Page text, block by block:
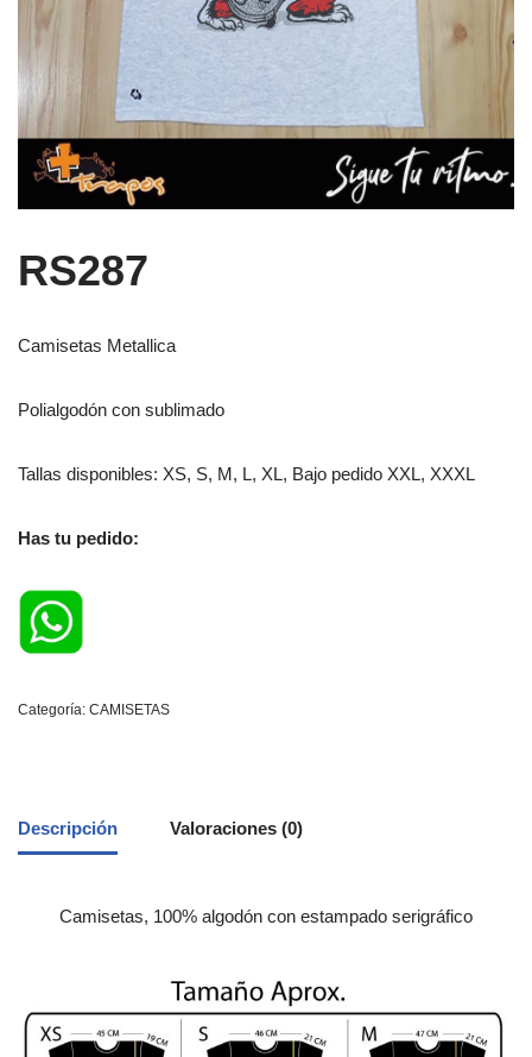
RS287
Camisetas Metallica
Polialgodón con sublimado
Tallas disponibles: XS, S, M, L, XL, Bajo pedido XXL, XXXL
Has tu pedido:
Categoría: CAMISETAS
Descripción Valoraciones (0)
Camisetas, 100% algodón con estampado serigráfico